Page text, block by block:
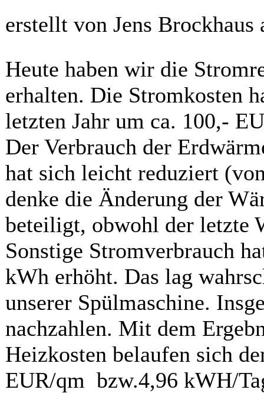
erstellt von Jens Brockhaus
Heute haben wir die
erhalten. Die Stromkosten
letzten Jahr um ca. 100,-
Der Verbrauch der
hat sich leicht reduziert
denke die Änderung der
beteiligt, obwohl der letzte
Sonstige Stromverbrauch
kWh erhöht. Das lag
unserer Spülmaschine.
nachzahlen. Mit dem
Heizkosten belaufen sich
EUR/qm bzw.4,96 kWH/